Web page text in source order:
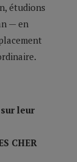
étudions
— en
sur leur
CHER